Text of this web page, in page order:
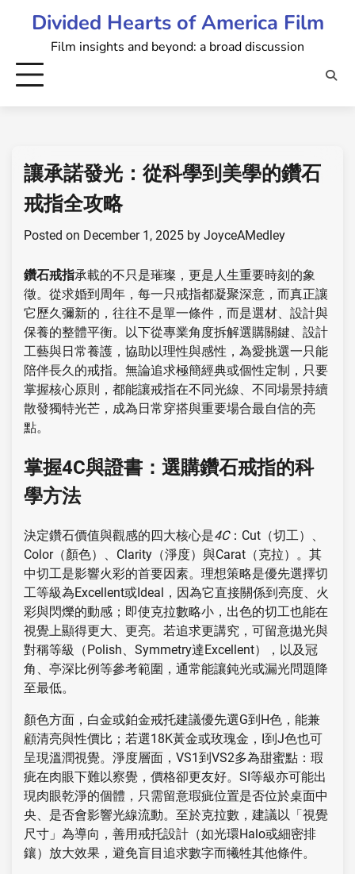
Divided Hearts of America Film
Film insights and beyond: a broad discussion
讓承諾發光：從科學到美學的鑽石
戒指全攻略
Posted on December 1, 2025 by JoyceAMedley
鑽石戒指承載的不只是璀璨，更是人生重要時刻的象
徵。從求婚到周年，每一只戒指都凝聚深意，而真正讓
它歷久彌新的，往往不是單一條件，而是選材、設計與
保養的整體平衡。以下從專業角度拆解選購關鍵、設計
工藝與日常養護，協助以理性與感性，為愛挑選一只能
陪伴長久的戒指。無論追求極簡經典或個性定制，只要
掌握核心原則，都能讓戒指在不同光線、不同場景持續
散發獨特光芒，成為日常穿搭與重要場合最自信的亮
點。
掌握4C與證書：選購鑽石戒指的科
學方法
決定鑽石價值與觀感的四大核心是4C：Cut（切工）、
Color（顏色）、Clarity（淨度）與Carat（克拉）。其
中切工是影響火彩的首要因素。理想策略是優先選擇切
工等級為Excellent或Ideal，因為它直接關係到亮度、火
彩與閃爍的動感；即使克拉數略小，出色的切工也能在
視覺上顯得更大、更亮。若追求更講究，可留意拋光與
對稱等級（Polish、Symmetry達Excellent），以及冠
角、亭深比例等參考範圍，通常能讓鈍光或漏光問題降
至最低。
顏色方面，白金或鉑金戒托建議優先選G到H色，能兼
顧清亮與性價比；若選18K黃金或玫瑰金，I到J色也可
呈現溫潤視覺。淨度層面，VS1到VS2多為甜蜜點：瑕
疵在肉眼下難以察覺，價格卻更友好。SI等級亦可能出
現肉眼乾淨的個體，只需留意瑕疵位置是否位於桌面中
央、是否會影響光線流動。至於克拉數，建議以「視覺
尺寸」為導向，善用戒托設計（如光環Halo或細密排
鑲）放大效果，避免盲目追求數字而犧牲其他條件。